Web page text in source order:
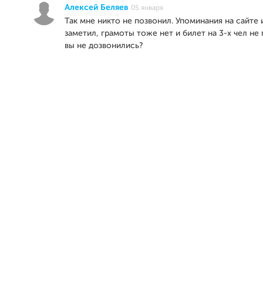
Алексей Беляев 05 января
Так мне никто не позвонил. Упоминания на сайте
заметил, грамоты тоже нет и билет на 3-х чел
вы не дозвонились?